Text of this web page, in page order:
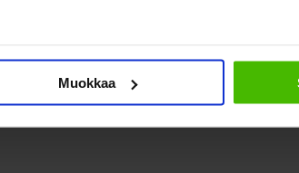
Muokkaa